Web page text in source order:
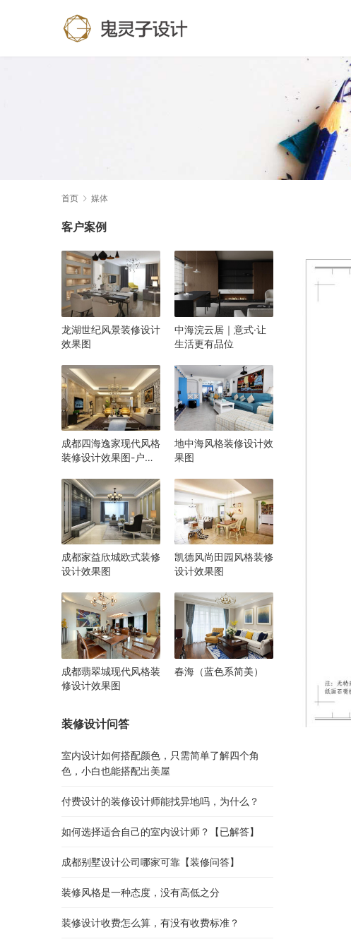
首页 媒体
客户案例
龙湖世纪风景装修设计
效果图
中海浣云居｜意式·让
生活更有品位
成都四海逸家现代风格
装修设计效果图-户型
地中海风格装修设计效
果图
成都家益欣城欧式装修
设计效果图
凯德风尚田园风格装修
设计效果图
成都翡翠城现代风格装
修设计效果图
春海（蓝色系简美）
装修设计问答
室内设计如何搭配颜色，只需简单了解四个角
色，小白也能搭配出美屋
付费设计的装修设计师能找异地吗，为什么？
如何选择适合自己的室内设计师？【已解答】
成都别墅设计公司哪家可靠【装修问答】
装修风格是一种态度，没有高低之分
装修设计收费怎么算，有没有收费标准？